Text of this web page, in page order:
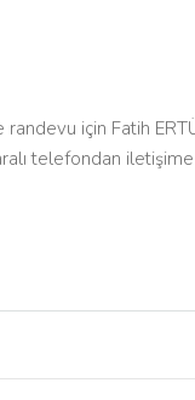
randevu için Fatih
telefondan